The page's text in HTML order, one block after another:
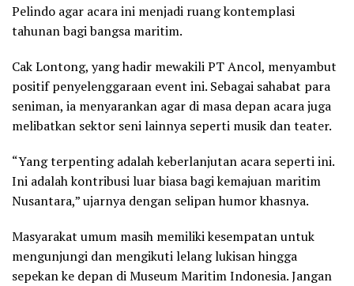
Pelindo agar acara ini menjadi ruang kontemplasi
tahunan bagi bangsa maritim.
Cak Lontong, yang hadir mewakili PT Ancol, menyambut
positif penyelenggaraan event ini. Sebagai sahabat para
seniman, ia menyarankan agar di masa depan acara juga
melibatkan sektor seni lainnya seperti musik dan teater.
“Yang terpenting adalah keberlanjutan acara seperti ini.
Ini adalah kontribusi luar biasa bagi kemajuan maritim
Nusantara,” ujarnya dengan selipan humor khasnya.
Masyarakat umum masih memiliki kesempatan untuk
mengunjungi dan mengikuti lelang lukisan hingga
sepekan ke depan di Museum Maritim Indonesia. Jangan